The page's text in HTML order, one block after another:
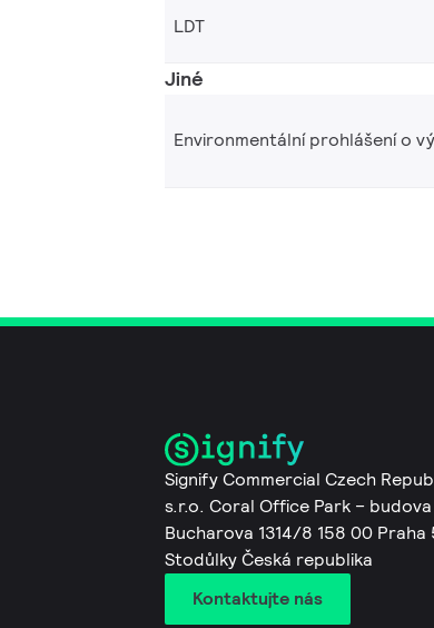
LDT
Jiné
Environmentální prohlášení o
Signify Commercial Czech
s.r.o. Coral Office Park – budova
Bucharova 1314/8 158 00 Praha
Stodůlky Česká republika
Kontaktujte nás